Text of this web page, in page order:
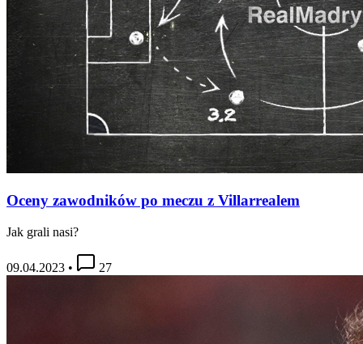
Oceny zawodników po meczu z Villarrealem
Jak grali nasi?
09.04.2023 • 27